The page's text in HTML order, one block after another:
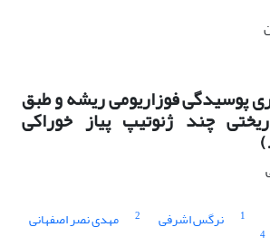
پوسیدگی فوزاریومی ریشه و طبق
چند ژنوتیپ پیاز خوراکی
1 نرگس اشرفی 2 مهدی نصر اصفهانی
4